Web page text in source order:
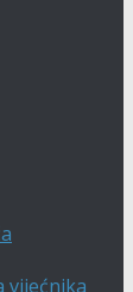
vijećnika